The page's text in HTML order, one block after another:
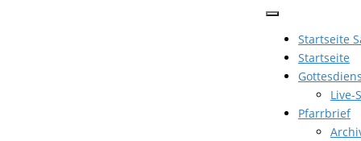
Startseite
Startseite
Live-
Pfarrbrief